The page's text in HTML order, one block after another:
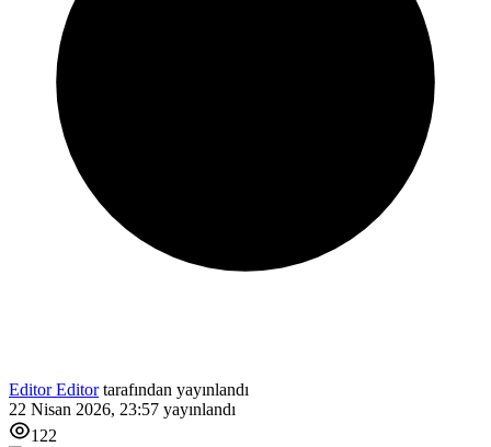
Editor Editortarafından yayınlandı
22 Nisan 2026, 23:57 yayınlandı
122